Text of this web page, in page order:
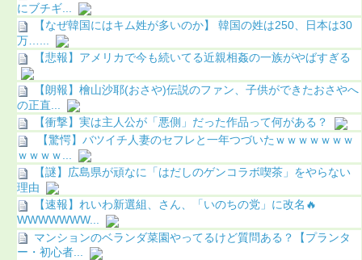
にブチギ...
【なぜ韓国にはキム姓が多いのか】 韓国の姓は250、日本は30
万…...
【悲報】アメリカで今も続いてる近親相姦の一族がやばすぎる
【朗報】檜山沙耶(おさや)伝説のファン、子供ができたおさやへ
の正直...
【衝撃】実は主人公が「悪側」だった作品って何がある？
【驚愕】バツイチ人妻のセフレと一年つづいたｗｗｗｗｗｗｗ
ｗｗｗｗ...
【謎】広島県が頑なに「はだしのゲンコラボ喫茶」をやらない
理由
【速報】れいわ新選組、さん、「いのちの党」に改名🔥
WWWWWWW...
マンションのベランダ菜園やってるけど質問ある？【プランタ
ー・初心者...